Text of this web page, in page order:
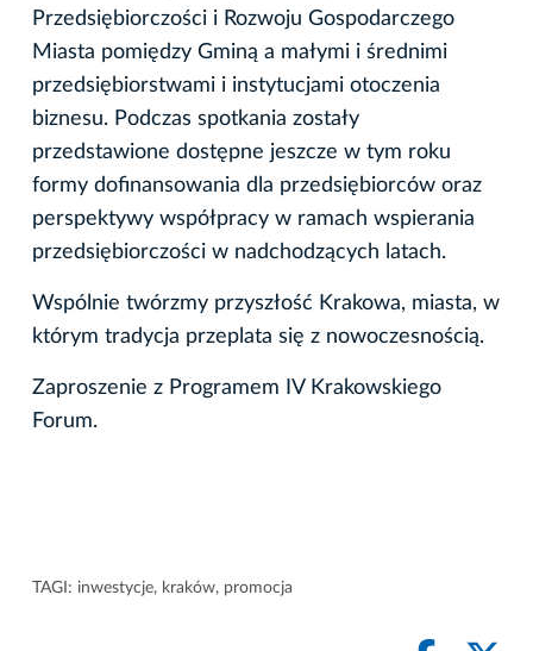
Przedsiębiorczości i Rozwoju Gospodarczego
Miasta pomiędzy Gminą a małymi i średnimi
przedsiębiorstwami i instytucjami otoczenia
biznesu. Podczas spotkania zostały
przedstawione dostępne jeszcze w tym roku
formy dofinansowania dla przedsiębiorców oraz
perspektywy współpracy w ramach wspierania
przedsiębiorczości w nadchodzących latach.
Wspólnie twórzmy przyszłość Krakowa, miasta, w
którym tradycja przeplata się z nowoczesnością.
Zaproszenie z Programem IV Krakowskiego
Forum.
TAGI: inwestycje, kraków, promocja